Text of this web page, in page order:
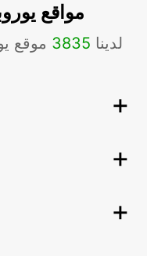
مواقع
لدينا 3835 موقع